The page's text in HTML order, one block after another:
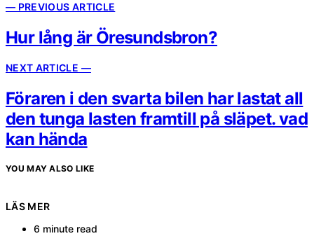
— PREVIOUS ARTICLE
Hur lång är Öresundsbron?
NEXT ARTICLE —
Föraren i den svarta bilen har lastat all
den tunga lasten framtill på släpet. vad
kan hända
YOU MAY ALSO LIKE
LÄS MER
6 minute read